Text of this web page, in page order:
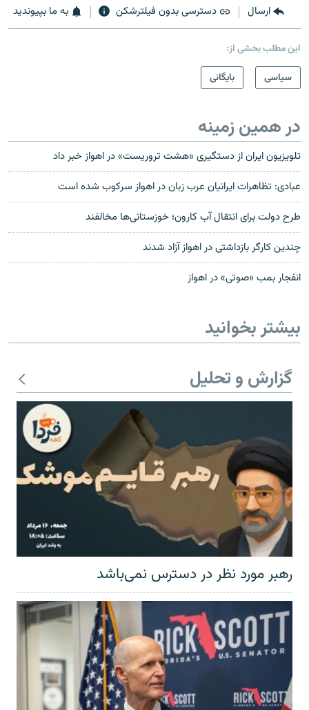
ارسال دسترسی بدون فیلترشکن به ما بپیوندید
این مطلب بخشی از:
سیاسی
بایگانی
در همین زمینه
تلویزیون ایران از دستگیری «هشت تروریست» در اهواز خبر داد
عبادی: تظاهرات ایرانیان عرب زبان در اهواز سرکوب شده است
طرح دولت برای انتقال آب کارون؛ خوزستانی‌ها مخالفند
چندین کارگر بازداشتی در اهواز آزاد شدند
انفجار بمب «صوتی» در اهواز
بیشتر بخوانید
گزارش و تحلیل
رهبر مورد نظر در دسترس نمی‌باشد